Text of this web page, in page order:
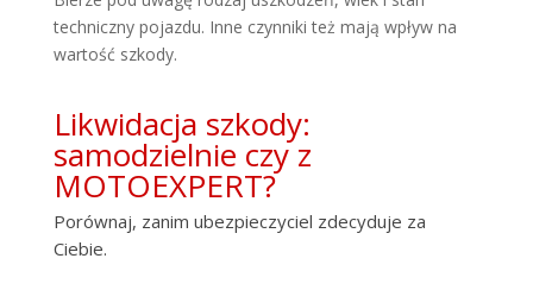
techniczny pojazdu. Inne czynniki też mają wpływ na
wartość szkody.
Likwidacja szkody:
samodzielnie czy z
MOTOEXPERT?
Porównaj, zanim ubezpieczyciel zdecyduje za
Ciebie.